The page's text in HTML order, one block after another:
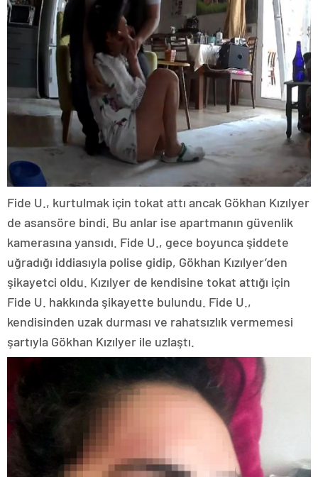
Fide U., kurtulmak için tokat attı ancak Gökhan Kızılyer
de asansöre bindi. Bu anlar ise apartmanın güvenlik
kamerasına yansıdı. Fide U., gece boyunca şiddete
uğradığı iddiasıyla polise gidip, Gökhan Kızılyer’den
şikayetci oldu. Kızılyer de kendisine tokat attığı için
Fide U. hakkında şikayette bulundu. Fide U.,
kendisinden uzak durması ve rahatsızlık vermemesi
şartıyla Gökhan Kızılyer ile uzlaştı.